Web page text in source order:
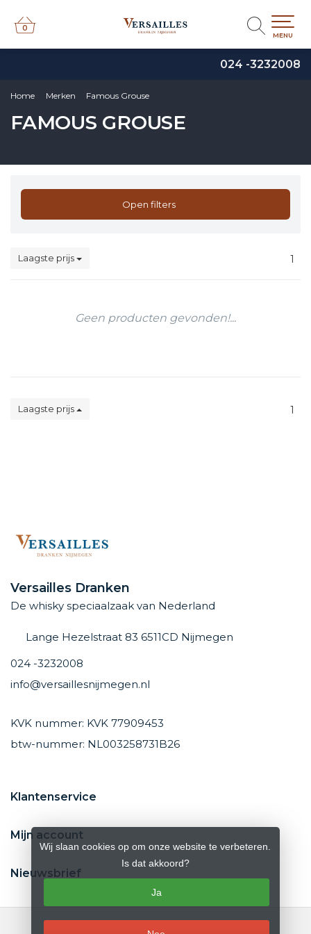
024 -3232008
0
0
MENU
Home Merken Famous Grouse
FAMOUS GROUSE
Open filters
Laagste prijs 1
Geen producten gevonden!...
Laagste prijs 1
Versailles Dranken
De whisky speciaalzaak van Nederland
Lange Hezelstraat 83 6511CD Nijmegen
024 -3232008
info@versaillesnijmegen.nl
KVK nummer: KVK 77909453
btw-nummer: NL003258731B26
Klantenservice
Mijn account
Nieuwsbrief
Wij slaan cookies op om onze website te verbeteren.
Is dat akkoord?
Ja